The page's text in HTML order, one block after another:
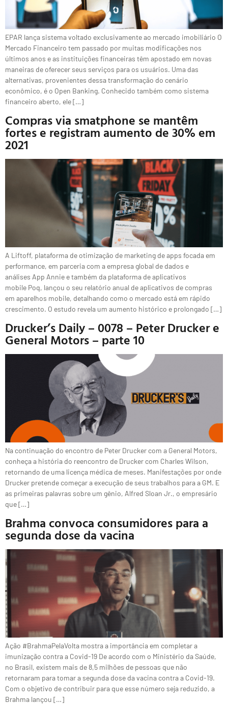
EPAR lança sistema voltado exclusivamente ao mercado imobiliário O
Mercado Financeiro tem passado por muitas modificações nos
últimos anos e as instituições financeiras têm apostado em novas
maneiras de oferecer seus serviços para os usuários. Uma das
alternativas, provenientes dessa transformação do cenário
econômico, é o Open Banking. Conhecido também como sistema
financeiro aberto, ele […]
Compras via smatphone se mantêm
fortes e registram aumento de 30% em
2021
A Liftoff, plataforma de otimização de marketing de apps focada em
performance, em parceria com a empresa global de dados e
análises App Annie e também da plataforma de aplicativos
mobile Poq, lançou o seu relatório anual de aplicativos de compras
em aparelhos mobile, detalhando como o mercado está em rápido
crescimento. O estudo revela um aumento histórico e prolongado […]
Drucker’s Daily – 0078 – Peter Drucker e
General Motors – parte 10
Na continuação do encontro de Peter Drucker com a General Motors,
conheça a história do reencontro de Drucker com Charles Wilson,
retornando de uma licença médica de meses. Manifestações por onde
Drucker pretende começar a execução de seus trabalhos para a GM. E
as primeiras palavras sobre um gênio, Alfred Sloan Jr., o empresário
que […]
Brahma convoca consumidores para a
segunda dose da vacina
Ação #BrahmaPelaVolta mostra a importância em completar a
imunização contra a Covid-19 De acordo com o Ministério da Saúde,
no Brasil, existem mais de 8,5 milhões de pessoas que não
retornaram para tomar a segunda dose da vacina contra a Covid-19.
Com o objetivo de contribuir para que esse número seja reduzido, a
Brahma lançou […]